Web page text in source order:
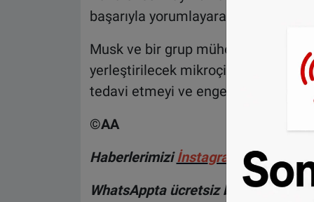
başarıyla yorumlayarak cihazlara
Musk ve bir grup mühendis
yerleştirilecek mikroçipler
tedavi etmeyi ve engelli kişilerin
©AA
Haberlerimiziİnstagram
WhatsAppta ücretsiz bültenimize